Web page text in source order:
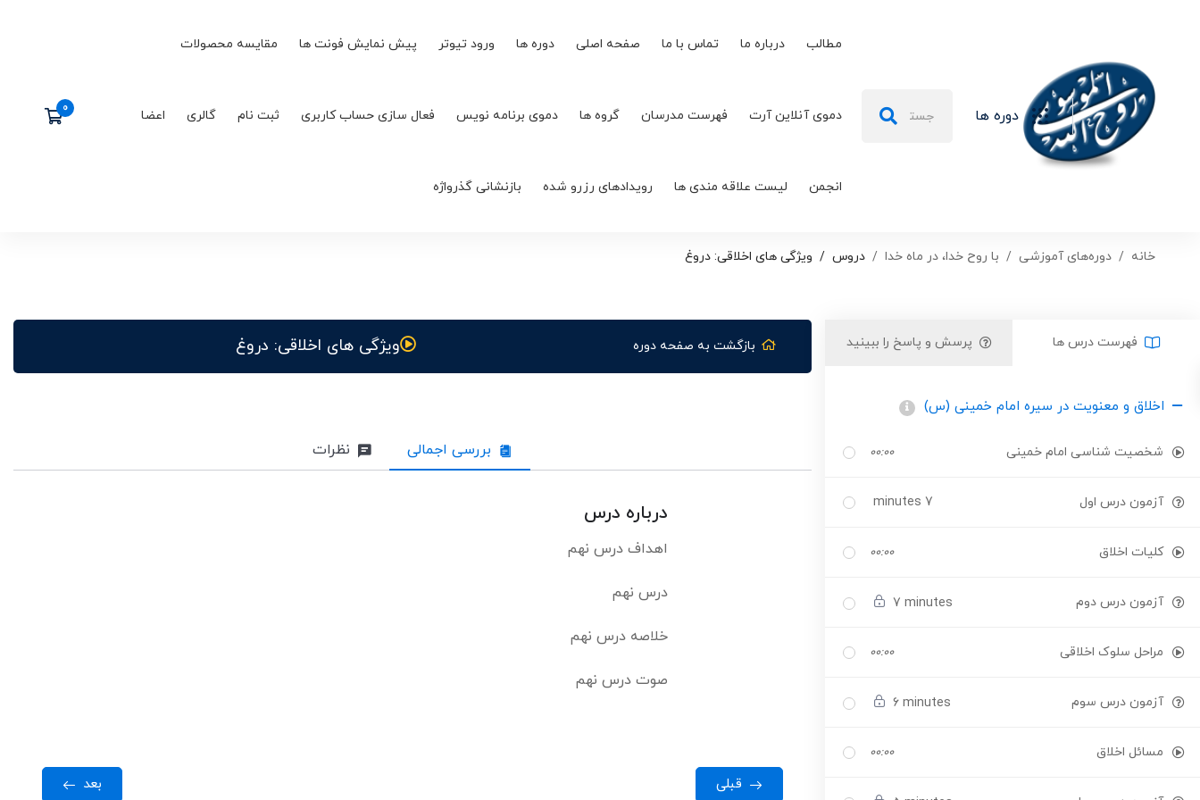
دوره ها
برای:
مطالب درباره ما تماس با ما صفحه اصلی دوره ها ورود تیوتر پیش نمایش فونت ها مقایسه محصولات
دموی آنلاین آرت فهرست مدرسان گروه ها دموی برنامه نویس فعال سازی حساب کاربری ثبت نام گالری اعضا
انجمن لیست علاقه مندی ها رویدادهای رزرو شده بازنشانی گذرواژه
خانه دوره‌های آموزشی با روح خدا، در ماه خدا دروس ویژگی های اخلاقی: دروغ
فهرست درس ها پرسش و پاسخ را ببینید
اخلاق و معنویت در سیره امام خمینی (س)
شخصیت شناسی امام خمینی ۰۰:۰۰
آزمون درس اول 7 minutes
کلیات اخلاق ۰۰:۰۰
آزمون درس دوم 7 minutes
مراحل سلوک اخلاقی ۰۰:۰۰
آزمون درس سوم 6 minutes
مسائل اخلاق ۰۰:۰۰
بازگشت به صفحه دوره ویژگی های اخلاقی: دروغ
بررسی اجمالی نظرات
درباره درس
اهداف درس نهم
درس نهم
خلاصه درس نهم
صوت درس نهم
قبلی بعد